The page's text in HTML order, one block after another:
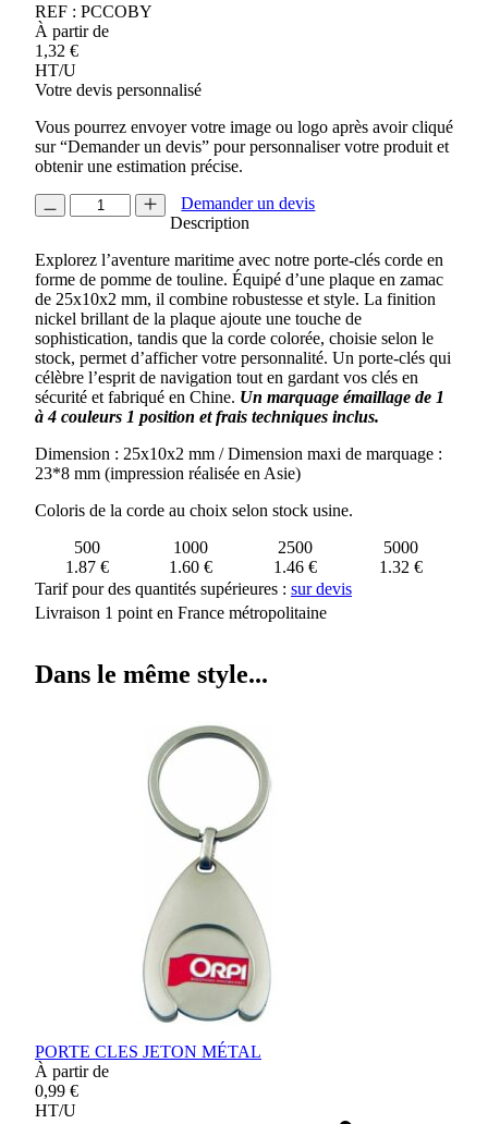
REF : PCCOBY
À partir de
1,32 €
HT/U
Votre devis personnalisé
Vous pourrez envoyer votre image ou logo après avoir cliqué
sur “Demander un devis” pour personnaliser votre produit et
obtenir une estimation précise.
quantité
de
CLES
CORDE
Demander un devis
Description
Explorez l’aventure maritime avec notre porte-clés corde en
forme de pomme de touline. Équipé d’une plaque en zamac
de 25x10x2 mm, il combine robustesse et style. La finition
nickel brillant de la plaque ajoute une touche de
sophistication, tandis que la corde colorée, choisie selon le
stock, permet d’afficher votre personnalité. Un porte-clés qui
célèbre l’esprit de navigation tout en gardant vos clés en
sécurité et fabriqué en Chine. Un marquage émaillage de 1
à 4 couleurs 1 position et frais techniques inclus.
Dimension : 25x10x2 mm / Dimension maxi de marquage :
23*8 mm (impression réalisée en Asie)
Coloris de la corde au choix selon stock usine.
500
1000 2500
5000
1.87 €
1.60 € 1.46 €
1.32 €
Tarif pour des quantités supérieures : sur devis
Livraison 1 point en France métropolitaine
Dans le même style...
PORTE CLES JETON MÉTAL
À partir de
0,99 €
HT/U